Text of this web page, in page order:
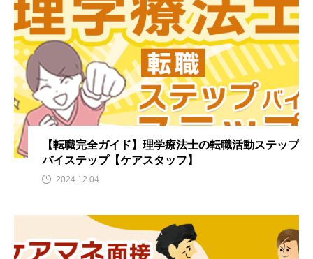
【転職完全ガイド】理学療法士の転職活動ステップ
バイステップ【ケアスタッフ】
2024.12.04